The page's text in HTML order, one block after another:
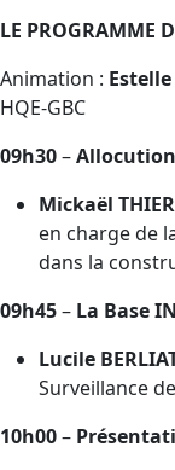
LE PROGRAMME
Animation : Estelle
HQE-GBC
09h30–Allocution
Mickaël
en charge de
dans la
09h45– La Base
Lucile
Surveillance
10h00–